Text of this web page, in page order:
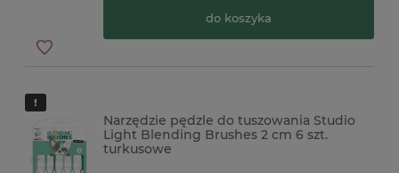
do koszyka
Narzędzie pędzle do tuszowania Studio
Light Blending Brushes 2 cm 6 szt.
turkusowe